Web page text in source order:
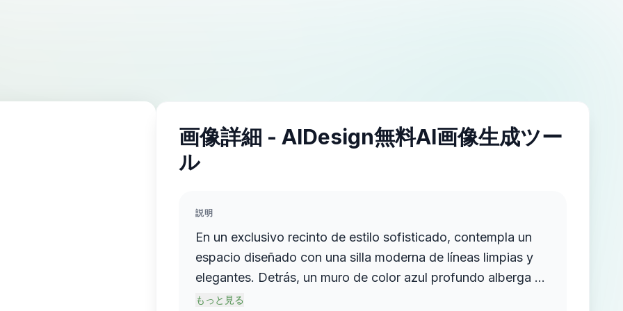
画像詳細 - AIDesign無料AI画像生成ツー
ル
説明
En un exclusivo recinto de estilo sofisticado, contempla un
espacio diseñado con una silla moderna de líneas limpias y
elegantes. Detrás, un muro de color azul profundo alberga un
cuadro al óleo que evoca una atmósfera dramática y
もっと見る